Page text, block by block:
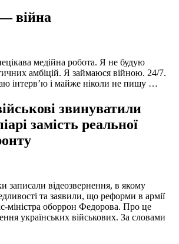
війна
медійна робота. Я не будую
амбіцій. Я займаюся війною. 24/7.
інтерв’ю і майже ніколи не пишу …
звинуватили
замість реальної
записали відеозвернення, в якому
та заявили, що реформи в армії
міністра оборрон Федорова. Про це
українських військових. За словами